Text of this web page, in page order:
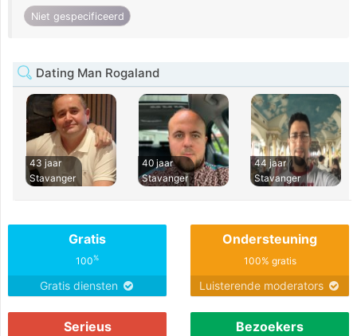
Niet gespecificeerd
Dating Man Rogaland
43 jaar
Stavanger
40 jaar
Stavanger
44 jaar
Stavanger
Gratis
100%
Gratis diensten
Ondersteuning
100% gratis
Luisterende moderators
Serieus Bezoekers